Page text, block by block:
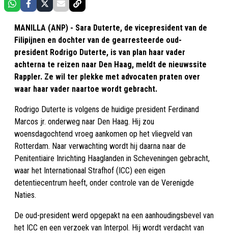
MANILLA (ANP) - Sara Duterte, de vicepresident van de
Filipijnen en dochter van de gearresteerde oud-
president Rodrigo Duterte, is van plan haar vader
achterna te reizen naar Den Haag, meldt de nieuwssite
Rappler. Ze wil ter plekke met advocaten praten over
waar haar vader naartoe wordt gebracht.
Rodrigo Duterte is volgens de huidige president Ferdinand
Marcos jr. onderweg naar Den Haag. Hij zou
woensdagochtend vroeg aankomen op het vliegveld van
Rotterdam. Naar verwachting wordt hij daarna naar de
Penitentiaire Inrichting Haaglanden in Scheveningen gebracht,
waar het Internationaal Strafhof (ICC) een eigen
detentiecentrum heeft, onder controle van de Verenigde
Naties.
De oud-president werd opgepakt na een aanhoudingsbevel van
het ICC en een verzoek van Interpol. Hij wordt verdacht van